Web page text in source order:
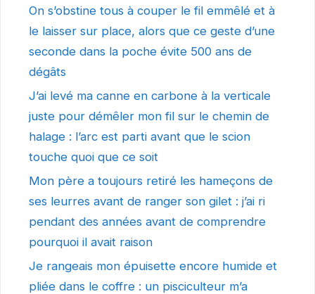
On s’obstine tous à couper le fil emmêlé et à
le laisser sur place, alors que ce geste d’une
seconde dans la poche évite 500 ans de
dégâts
J’ai levé ma canne en carbone à la verticale
juste pour démêler mon fil sur le chemin de
halage : l’arc est parti avant que le scion
touche quoi que ce soit
Mon père a toujours retiré les hameçons de
ses leurres avant de ranger son gilet : j’ai ri
pendant des années avant de comprendre
pourquoi il avait raison
Je rangeais mon épuisette encore humide et
pliée dans le coffre : un pisciculteur m’a